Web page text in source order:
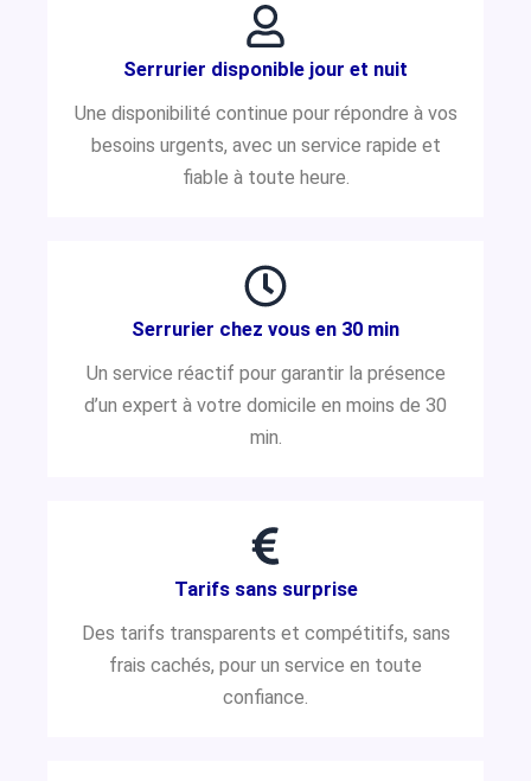
Serrurier disponible jour et nuit
Une disponibilité continue pour répondre à vos
besoins urgents, avec un service rapide et
fiable à toute heure.
Serrurier chez vous en 30 min
Un service réactif pour garantir la présence
d’un expert à votre domicile en moins de 30
min.
Tarifs sans surprise
Des tarifs transparents et compétitifs, sans
frais cachés, pour un service en toute
confiance.